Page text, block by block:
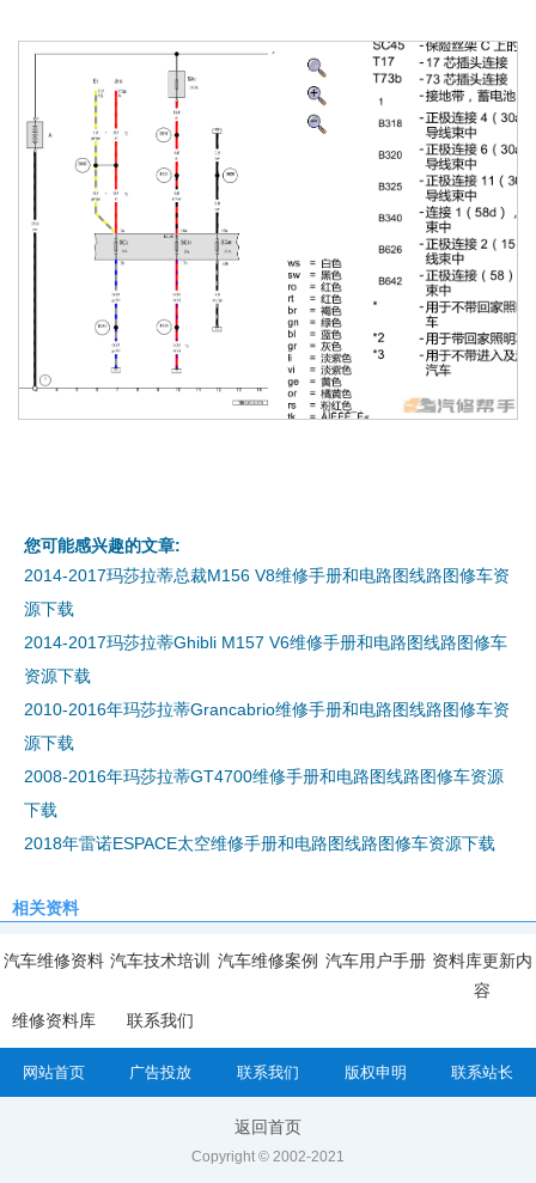
您可能感兴趣的文章:
2014-2017玛莎拉蒂总裁M156 V8维修手册和电路图线路图修车资
源下载
2014-2017玛莎拉蒂Ghibli M157 V6维修手册和电路图线路图修车
资源下载
2010-2016年玛莎拉蒂Grancabrio维修手册和电路图线路图修车资
源下载
2008-2016年玛莎拉蒂GT4700维修手册和电路图线路图修车资源
下载
2018年雷诺ESPACE太空维修手册和电路图线路图修车资源下载
相关资料
汽车维修资料 汽车技术培训 汽车维修案例 汽车用户手册 资料库更新内
容
维修资料库
联系我们
网站首页 广告投放 联系我们 版权申明 联系站长
返回首页
Copyright © 2002-2021